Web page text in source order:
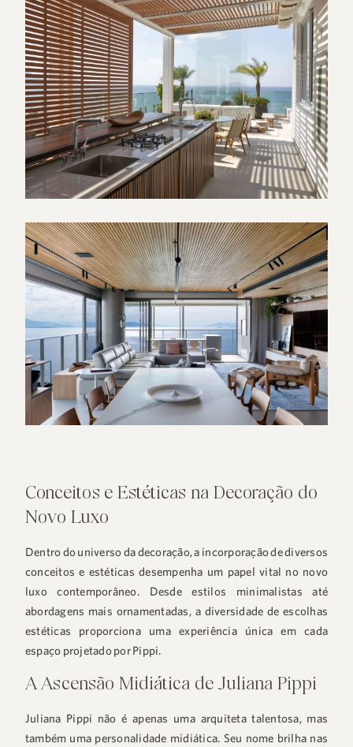
Conceitos e Estéticas na Decoração do
Novo Luxo
Dentro do universo da decoração, a incorporação de diversos
conceitos e estéticas desempenha um papel vital no novo
luxo contemporâneo. Desde estilos minimalistas até
abordagens mais ornamentadas, a diversidade de escolhas
estéticas proporciona uma experiência única em cada
espaço projetado por Pippi.
A Ascensão Midiática de Juliana Pippi
Juliana Pippi não é apenas uma arquiteta talentosa, mas
também uma personalidade midiática. Seu nome brilha nas